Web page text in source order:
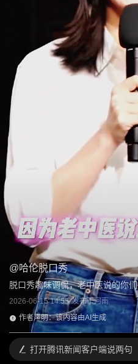
@哈伦脱口秀
脱口秀趣味调侃，老中医说的你
2026-06-15 14:55 发布于河南
作者声明：该内容由AI生成
打开腾讯新闻客户端说两句